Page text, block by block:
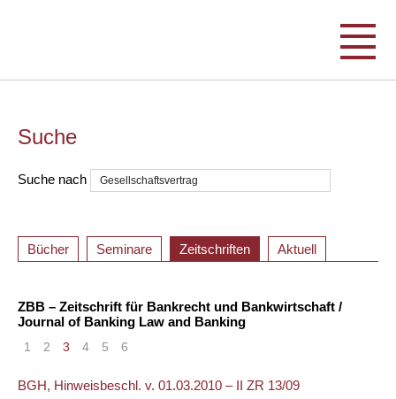
Suche
Suche nach
Bücher Seminare Zeitschriften Aktuell
ZBB – Zeitschrift für Bankrecht und Bankwirtschaft /
Journal of Banking Law and Banking
1 2 3 4 5 6
BGH, Hinweisbeschl. v. 01.03.2010 – II ZR 13/09